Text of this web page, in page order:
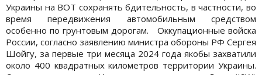
Украины на ВОТ сохранять бдительность, в частности, во
время передвижения автомобильным средством
особенно по грунтовым дорогам. Оккупационные войска
России, согласно заявлению министра обороны РФ Сергея
Шойгу, за первые три месяца 2024 года якобы захватили
около 400 квадратных километров территории Украины.